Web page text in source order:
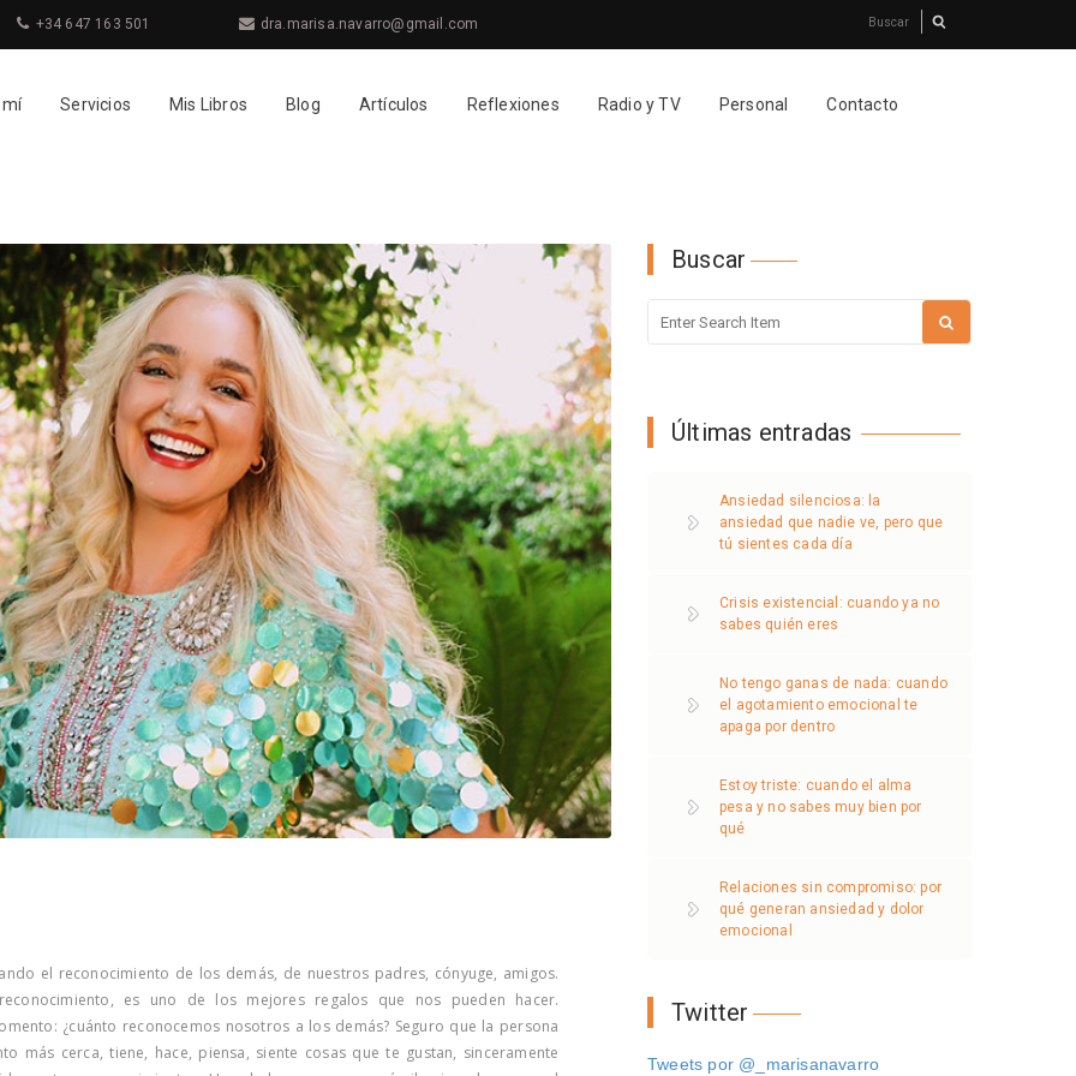
+34 647 163 501 dra.marisa.navarro@gmail.com
mí Servicios Mis Libros Blog Artículos Reflexiones Radio y TV Personal Contacto
el reconocimiento de los demás, de nuestros padres, cónyuge, amigos.
es uno de los mejores regalos que nos pueden hacer.
¿cuánto reconocemos nosotros a los demás? Seguro que la persona
más cerca, tiene, hace, piensa, siente cosas que te gustan, sinceramente
Buscar
Últimas entradas
Ansiedad silenciosa: la
ansiedad que nadie ve, pero que
tú sientes cada día
Crisis existencial: cuando ya no
sabes quién eres
No tengo ganas de nada: cuando
el agotamiento emocional te
apaga por dentro
Estoy triste: cuando el alma
pesa y no sabes muy bien por
qué
Relaciones sin compromiso: por
qué generan ansiedad y dolor
emocional
Twitter
Tweets por @_marisanavarro